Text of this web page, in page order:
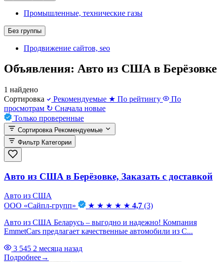
Промышленные, технические газы
Без группы
Продвижение сайтов, seo
Объявления: Авто из США в Берёзовке
1 найдено
Сортировка
Рекомендуемые ★ По рейтингу
По
просмотрам ↻ Сначала новые
Только проверенные
Сортировка Рекомендуемые
Фильтр Категории
Авто из США в Берёзовке, Заказать с доставкой
Авто из США
ООО «Сайпл-групп»
★ ★ ★ ★ ★ 4,7 (3)
Авто из США Беларусь – выгодно и надежно! Компания
EmmetCars предлагает качественные автомобили из С...
3 545 2 месяца назад
Подробнее→